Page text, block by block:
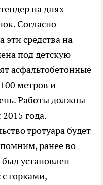
на днях
Согласно
эти средства на
под детскую
асфальтобетонные
метров и
Работы должны
года.
тротуара будет
ранее во
установлен
горками,